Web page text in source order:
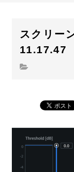
スクリー
11.17.47